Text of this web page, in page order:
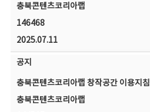
충북콘텐츠코리아랩
146468
2025.07.11
공지
충북콘텐츠코리아랩 창작공간 이용지침
충북콘텐츠코리아랩